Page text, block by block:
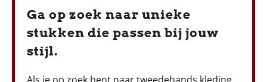
Ga op zoek naar unieke
stukken die passen bij jouw
stijl.